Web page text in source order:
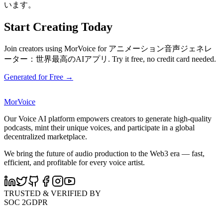
います。
Start Creating Today
Join creators using MorVoice for アニメーション音声ジェネレ
ーター：世界最高のAIアプリ. Try it free, no credit card needed.
Generated for Free →
MorVoice
Our Voice AI platform empowers creators to generate high-quality
podcasts, mint their unique voices, and participate in a global
decentralized marketplace.
We bring the future of audio production to the Web3 era — fast,
efficient, and profitable for every voice artist.
TRUSTED & VERIFIED BY
SOC 2GDPR